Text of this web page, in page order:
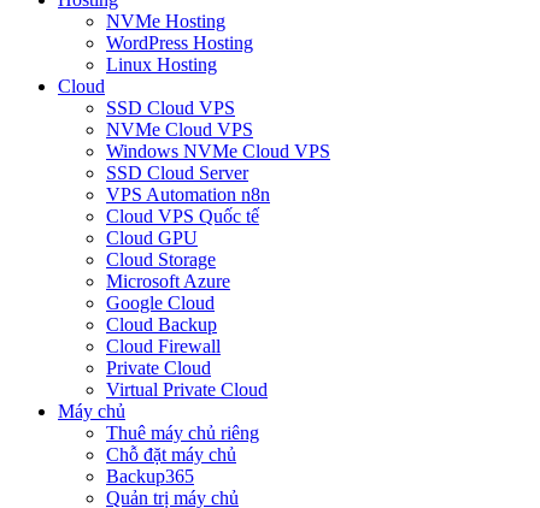
NVMe Hosting
WordPress Hosting
Linux Hosting
Cloud
SSD Cloud VPS
NVMe Cloud VPS
Windows NVMe Cloud VPS
SSD Cloud Server
VPS Automation n8n
Cloud VPS Quốc tế
Cloud GPU
Cloud Storage
Microsoft Azure
Google Cloud
Cloud Backup
Cloud Firewall
Private Cloud
Virtual Private Cloud
Máy chủ
Thuê máy chủ riêng
Chỗ đặt máy chủ
Backup365
Quản trị máy chủ